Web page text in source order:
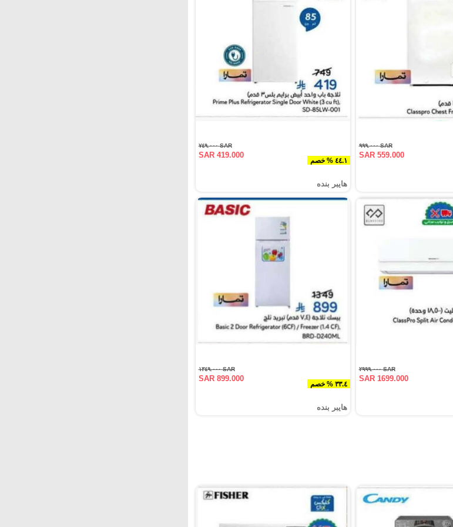
SAR ٩٩٩.٠٠٠
SAR 559.000
٤٤.١ % خصم
SAR ٧٤٩.٠٠٠
SAR 419.000
هايبر بنده
SAR ٢٩٩٩.٠٠٠
SAR 1699.000
٣٣.٤ % خصم
SAR ١٣٤٩.٠٠٠
SAR 899.000
هايبر بنده